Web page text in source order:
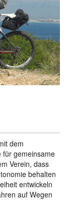
dem
für gemeinsame
Verein, dass
behalten
entwickeln
auf Wegen